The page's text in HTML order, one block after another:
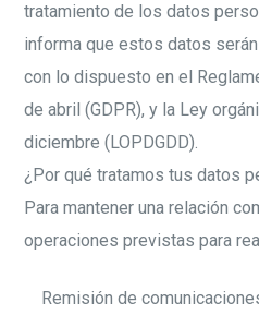
tratamiento de los datos
informa que estos datos
con lo dispuesto en el
de abril (GDPR), y la Ley
diciembre (LOPDGDD).
¿Por qué tratamos tus datos
Para mantener una relación
operaciones previstas para
Remisión de